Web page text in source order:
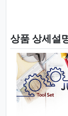
상품 상세설